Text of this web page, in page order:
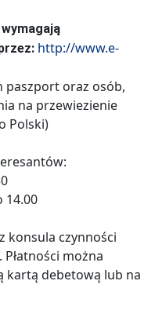
http://www.e-
paszport oraz osób,
na przewiezienie
Polski)
14.00
konsula czynności
można
kartą debetową lub na